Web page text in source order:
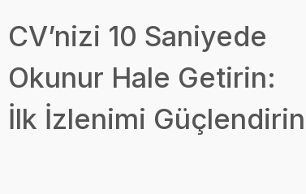
CV’nizi 10 Saniyede
Okunur Hale Getirin:
İlk İzlenimi Güçlendirin